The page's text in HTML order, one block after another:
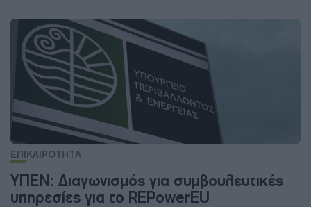
ΕΠΙΚΑΙΡΟΤΗΤΑ
ΥΠΕΝ: Διαγωνισμός για συμβουλευτικές
υπηρεσίες για το REPowerEU